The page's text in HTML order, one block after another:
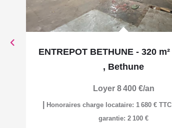
, Bethune
Loyer 8 400 €/an
Honoraires charge locataire: 1 680 € TTC
garantie: 2 100 €